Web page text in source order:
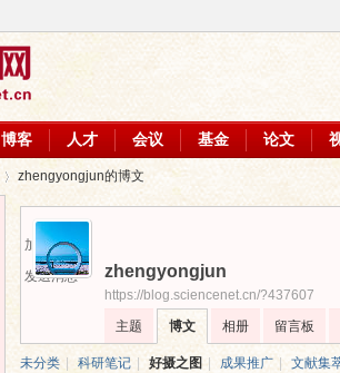
博客 人才 会议 基金 论文
zhengyongjun的博文
加为好友
发送消息
zhengyongjun
https://blog.sciencenet.cn/?437607
主题
博文 相册 留言板
未分类 科研笔记 好摄之图 成果推广 文献集